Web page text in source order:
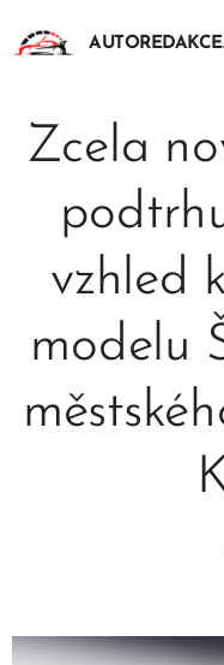
Zcela
vzhled
modelu